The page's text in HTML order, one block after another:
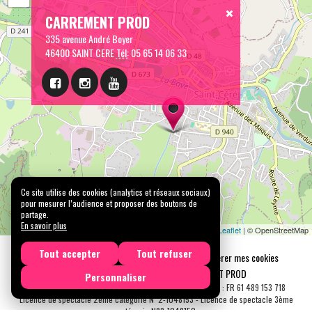
CARREMENT PROD
335 avenue André Boyer
46400 SAINT CERETél:05 65 14 06 33
Leaflet | © OpenStreetMap
Mentions légales Confidentialité
Gérer mes cookies
Tous droits réservés © 2026 |
CARREMENT PROD
N° SIRET : 489 153 718 00031 - APE : 9001 Z - N° TVA Int. : FR 61 489 153 718
Licence de spectacle 2ème catégorie N°2-1048153 - Licence de spectacle 3ème
Ce site utilise des cookies (analytics et réseaux sociaux)
pour mesurer l’audience et proposer des boutons de
partage.
En savoir plus
Tout accepter
Tout refuser
Personnaliser